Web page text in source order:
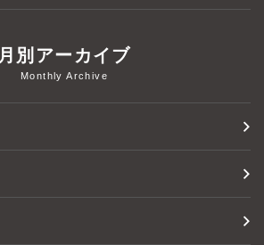
月別アーカイブ
Monthly Archive